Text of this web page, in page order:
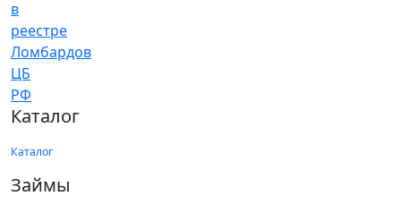
Каталог
Каталог
Займы